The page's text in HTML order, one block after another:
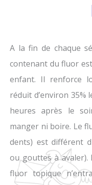
A la fin de chaque
contenant du fluor
enfant. Il renforce
réduit d’environ 35%
heures après le
manger ni boire. Le
dents) est différent
ou gouttes à avaler).
fluor topique